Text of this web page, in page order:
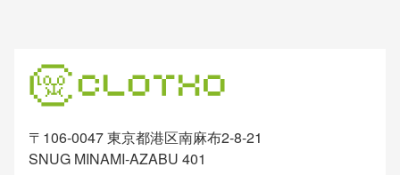
〒106-0047 東京都港区南麻布2-8-21
SNUG MINAMI-AZABU 401